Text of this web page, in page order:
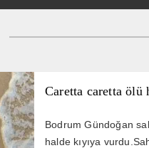
Caretta caretta ölü
Bodrum Gündoğan
halde kıyıya